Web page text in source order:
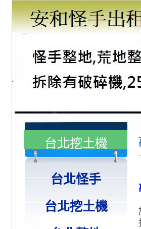
台北挖土機
台北怪手
台北挖土機